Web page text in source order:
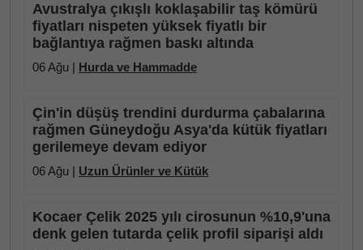
Avustralya çıkışlı koklaşabilir taş kömürü
fiyatları nispeten yüksek fiyatlı bir
bağlantıya rağmen baskı altında
06 Ağu | Hurda ve Hammadde
Çin'in düşüş trendini durdurma çabalarına
rağmen Güneydoğu Asya'da kütük fiyatları
gerilemeye devam ediyor
06 Ağu | Uzun Ürünler ve Kütük
Kocaer Çelik 2025 yılı cirosunun %10,9'una
denk gelen tutarda çelik profil siparişi aldı